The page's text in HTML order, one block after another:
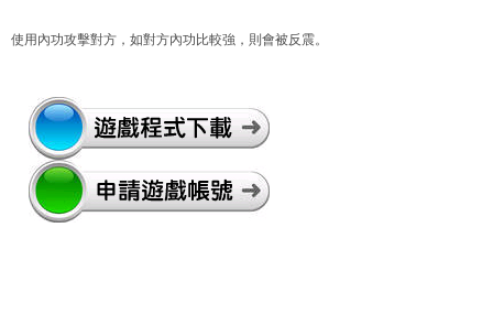
使用內功攻擊對方，如對方內功比較強，則會被反震。